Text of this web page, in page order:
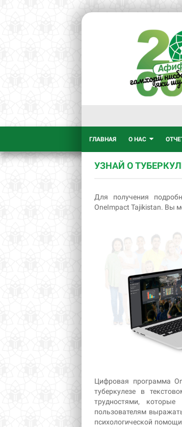
ГЛАВНАЯ О НАС
УЗНАЙ О
Для получения
OneImpact Tajikistan. Вы
Цифровая программа
туберкулезе в
трудностями,
пользователям
психологической